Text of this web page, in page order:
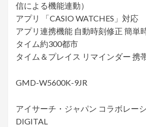
信による機能連動）
アプリ 「CASIO WATCHES」対応
アプリ連携機能 自動時刻修正 簡単
タイム約300都市
タイム＆プレイス リマインダー 携
GMD-W5600K-9JR
アイサーチ・ジャパン コラボレー
DIGITAL